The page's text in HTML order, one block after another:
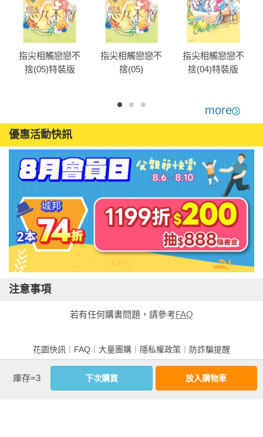
指尖相觸戀戀不
捨(05)特裝版
指尖相觸戀戀不
捨(05)
指尖相觸戀戀不
捨(04)特裝版
more
優惠活動快訊
注意事項
若有任何購書問題，請參考FAQ
花園快訊 FAQ 大量團購 隱私權政策
防詐騙提醒
客服信箱︱客服專線：(02) 2500-7718
■ 版權所有，禁止轉載 ■
庫存=3 下次購買 放入購物車